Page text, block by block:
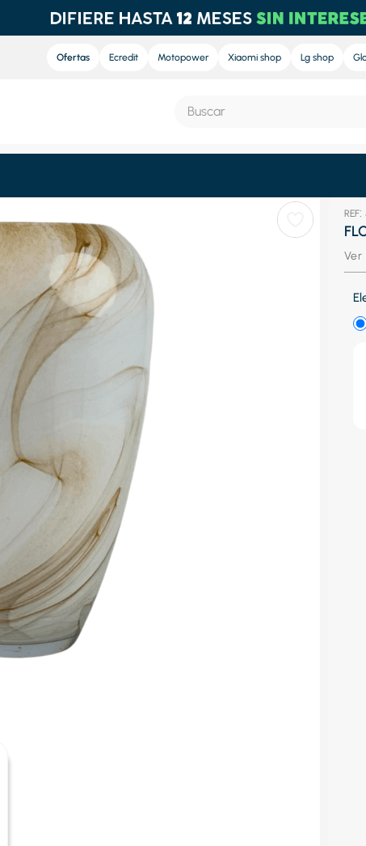
Ofertas Ecredit Motopower Xiaomi shop Lg shop
:
moto
iphone
england sound
england sound pro
lavadora
refrigeradora
celulares
cocina